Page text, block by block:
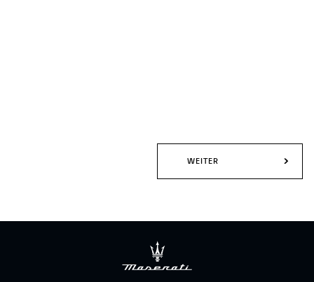
WEITER